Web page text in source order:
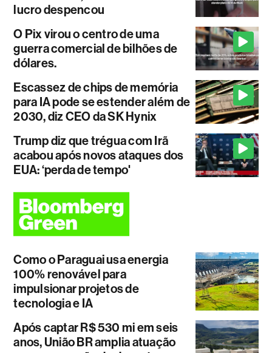
lucro despencou
O Pix virou o centro de uma
guerra comercial de bilhões de
dólares.
Escassez de chips de memória
para IA pode se estender além de
2030, diz CEO da SK Hynix
Trump diz que trégua com Irã
acabou após novos ataques dos
EUA: ‘perda de tempo'
Como o Paraguai usa energia
100% renovável para
impulsionar projetos de
tecnologia e IA
Após captar R$ 530 mi em seis
anos, União BR amplia atuação